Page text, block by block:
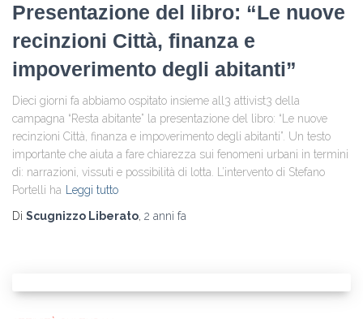
Presentazione del libro: “Le nuove
recinzioni Città, finanza e
impoverimento degli abitanti”
Dieci giorni fa abbiamo ospitato insieme all3 attivist3 della
campagna “Resta abitante” la presentazione del libro: “Le nuove
recinzioni Città, finanza e impoverimento degli abitanti”. Un testo
importante che aiuta a fare chiarezza sui fenomeni urbani in termini
di: narrazioni, vissuti e possibilità di lotta. L’intervento di Stefano
Portelli ha
Leggi tutto
Di Scugnizzo Liberato, 2 anni fa